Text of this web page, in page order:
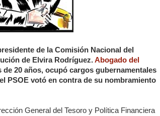
de la Comisión Nacional del
de Elvira Rodríguez.Abogado del
de 20 años, ocupó cargos gubernamentales
PSOE votó en contra de su nombramiento
General del Tesoro y Política Financiera